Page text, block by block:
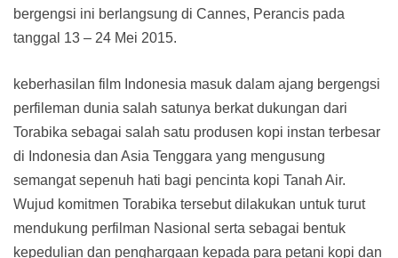
bergengsi ini berlangsung di Cannes, Perancis pada
tanggal 13 – 24 Mei 2015.
keberhasilan film Indonesia masuk dalam ajang bergengsi
perfileman dunia salah satunya berkat dukungan dari
Torabika sebagai salah satu produsen kopi instan terbesar
di Indonesia dan Asia Tenggara yang mengusung
semangat sepenuh hati bagi pencinta kopi Tanah Air.
Wujud komitmen Torabika tersebut dilakukan untuk turut
mendukung perfilman Nasional serta sebagai bentuk
kepedulian dan penghargaan kepada para petani kopi dan